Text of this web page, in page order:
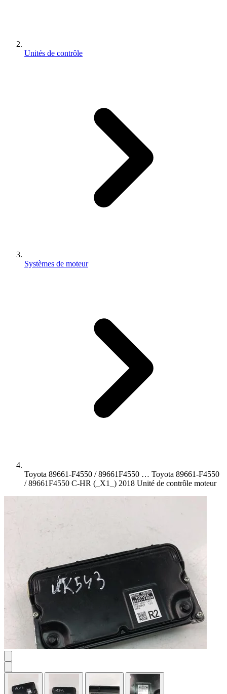
Unités de contrôle
Systèmes de moteur
Toyota 89661-F4550 / 89661F4550 … Toyota 89661-F4550
/ 89661F4550 C-HR (_X1_) 2018 Unité de contrôle moteur